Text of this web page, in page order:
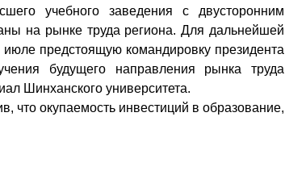
учебного заведения с двусторонним
на рынке труда региона. Для дальнейшей
июле предстоящую командировку президента
будущего направления рынка труда
Шинханского университета.
что окупаемость инвестиций в образование,